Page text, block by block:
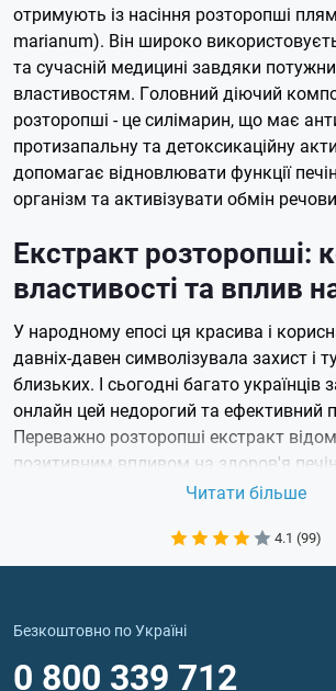
отримують із насіння розторопші
marianum). Він широко
та сучасній медицині завдяки
властивостям. Головний діючий
розторопші - це силімарин, що має
протизапальну та детоксикаційну
допомагає відновлювати функції
організм та активізувати обмін
Екстракт розторопші:
властивості та вплив
У народному епосі ця красива і
давніх-давен символізувала захист і
близьких. І сьогодні багато
онлайн цей недорогий та ефективний
Переважно розторопші екстракт
позитивним впливом на здоров'я
його корисні властивості не
вільні радикали, уповільнюючи
клітин та захищаючи їх від
таблетках впливає м'яко та
відновлюючи здоров'я.
Гепатопротекторний ефект –
Читати більше
4.1 (99)
Безкоштовно по Україні
0 800 339 712